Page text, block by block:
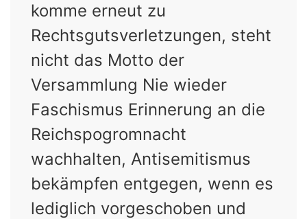
komme erneut zu
Rechtsgutsverletzungen, steht
nicht das Motto der
Versammlung Nie wieder
Faschismus Erinnerung an die
Reichspogromnacht
wachhalten, Antisemitismus
bekämpfen entgegen, wenn es
lediglich vorgeschoben und